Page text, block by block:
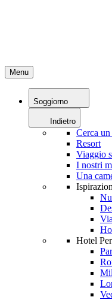
Menu
Soggiorno
Indietro
Cerca
Resort
Viaggio
I nostri
Una
Hotel